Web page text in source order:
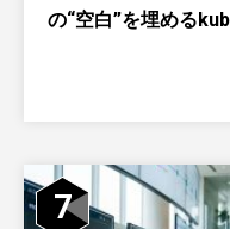
の“空白”を埋める
7